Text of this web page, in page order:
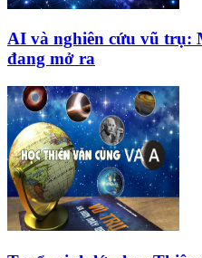
AI và nghiên cứu vũ trụ:
đang mở ra